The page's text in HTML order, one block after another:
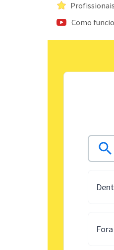
Como